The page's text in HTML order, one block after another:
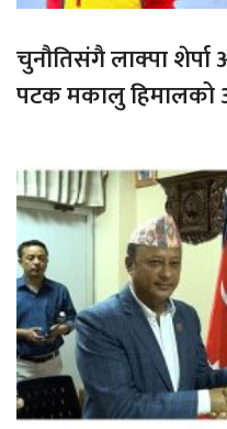
चुनौतिसंगै लाक्पा शेर्पा
पटक मकालु हिमालको